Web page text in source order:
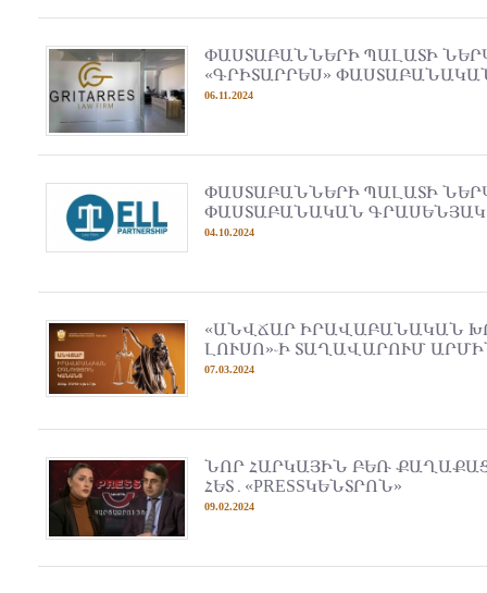
ՓԱՍՏԱԲԱՆՆԵՐԻ ՊԱԼԱՏԻ
«ԳՐԻՏԱՐՐԵՍ»
06.11.2024
ՓԱՍՏԱԲԱՆՆԵՐԻ ՊԱԼԱՏԻ
ՓԱՍՏԱԲԱՆԱԿԱՆ ԳՐԱՍԵՆՅԱԿ
04.10.2024
«ԱՆՎՃԱՐ ԻՐԱՎԱԲԱՆԱԿԱՆ
ԼՈՒՍՈ»֊Ի ՏԱՂԱՎԱՐՈՒՄ
07.03.2024
ՆՈՐ ՀԱՐԿԱՅԻՆ ԲԵՌ
ՀԵՏ․«PRESSԿԵՆՏՐՈՆ»
09.02.2024